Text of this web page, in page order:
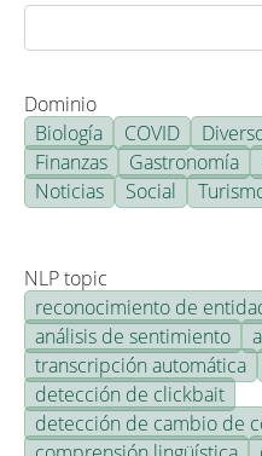
Dominio
Biología
COVID
Finanzas
Gastronomía
Noticias
Social
NLP topic
reconocimiento de
análisis de sentimiento
transcripción automática
detección de clickbait
detección de cambio de